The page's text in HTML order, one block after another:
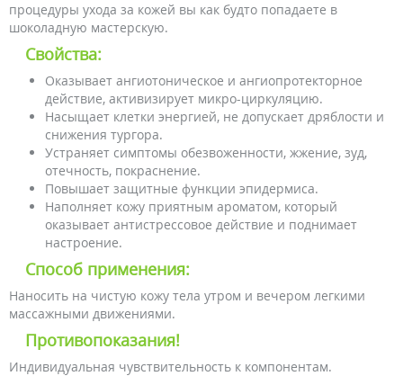
процедуры ухода за кожей вы как будто попадаете в
шоколадную мастерскую.
Свойства:
Оказывает ангиотоническое и ангиопротекторное
действие, активизирует микро-циркуляцию.
Насыщает клетки энергией, не допускает дряблости и
снижения тургора.
Устраняет симптомы обезвоженности, жжение, зуд,
отечность, покраснение.
Повышает защитные функции эпидермиса.
Наполняет кожу приятным ароматом, который
оказывает антистрессовое действие и поднимает
настроение.
Способ применения:
Наносить на чистую кожу тела утром и вечером легкими
массажными движениями.
Противопоказания!
Индивидуальная чувствительность к компонентам.